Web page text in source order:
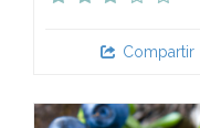
Compartir